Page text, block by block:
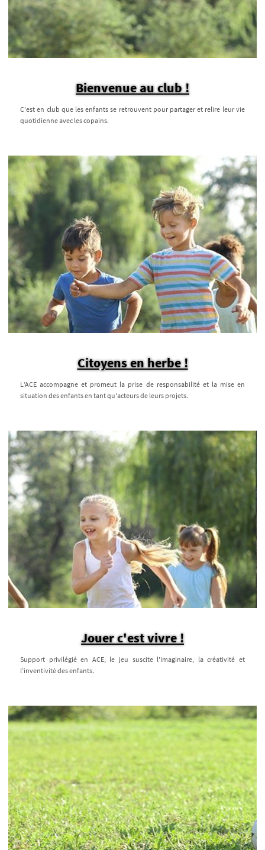
Bienvenue au club !
C’est en club que les enfants se retrouvent pour partager et relire leur vie
quotidienne avec les copains.
Citoyens en herbe !
L’ACE accompagne et promeut la prise de responsabilité et la mise en
situation des enfants en tant qu'acteurs de leurs projets.
Jouer c'est vivre !
Support privilégié en ACE, le jeu suscite l'imaginaire, la créativité et
l’inventivité des enfants.